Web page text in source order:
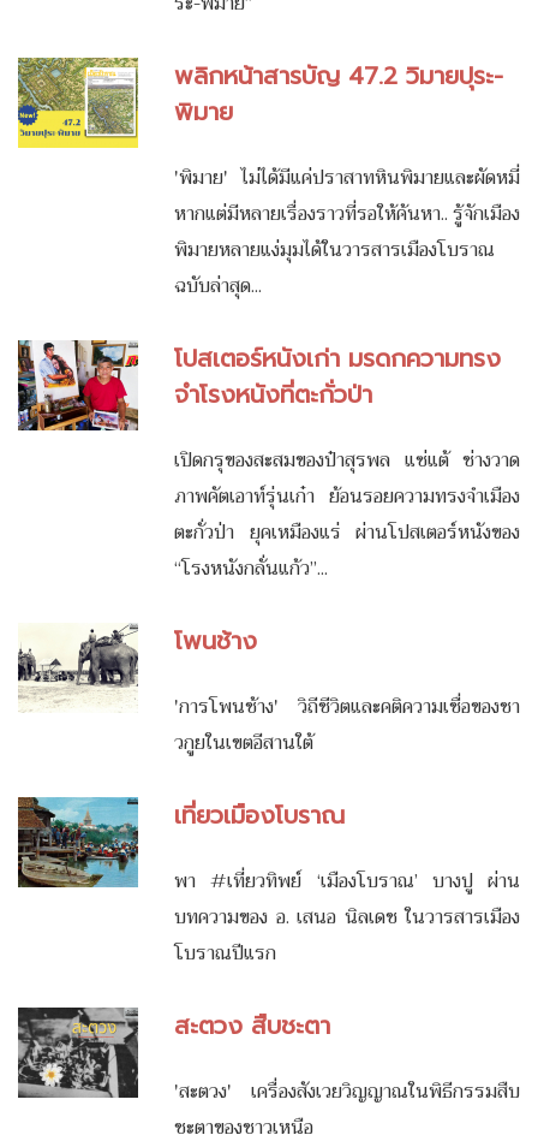
พลิกหน้าสารบัญ 47.2 วิมายปุระ-
พิมาย
'พิมาย' ไม่ได้มีแค่ปราสาทหินพิมายและผัดหมี่
หากแต่มีหลายเรื่องราวที่รอให้ค้นหา.. รู้จักเมือง
พิมายหลายแง่มุมได้ในวารสารเมืองโบราณ
ฉบับล่าสุด...
โปสเตอร์หนังเก่า มรดกความทรง
จำโรงหนังที่ตะกั่วป่า
เปิดกรุของสะสมของป๋าสุรพล แซ่แต้ ช่างวาด
ภาพคัตเอาท์รุ่นเก๋า ย้อนรอยความทรงจำเมือง
ตะกั่วป่า ยุคเหมืองแร่ ผ่านโปสเตอร์หนังของ
“โรงหนังกลั่นแก้ว”...
โพนช้าง
'การโพนช้าง' วิถีชีวิตและคติความเชื่อของชา
วกูยในเขตอีสานใต้
เที่ยวเมืองโบราณ
พา #เที่ยวทิพย์ ‘เมืองโบราณ’ บางปู ผ่าน
บทความของ อ. เสนอ นิลเดช ในวารสารเมือง
โบราณปีแรก
สะตวง สืบชะตา
'สะตวง' เครื่องสังเวยวิญญาณในพิธีกรรมสืบ
ชะตาของชาวเหนือ